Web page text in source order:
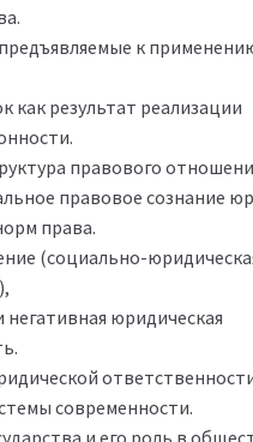
к
как результат реализации
правового
правовое сознание
права.
(социально-
негативная юридическая
современности.
и его роль в